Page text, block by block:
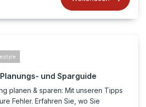
und Sparguide
planen & sparen: Mit unseren Tipps
Fehler. Erfahren Sie, wo Sie